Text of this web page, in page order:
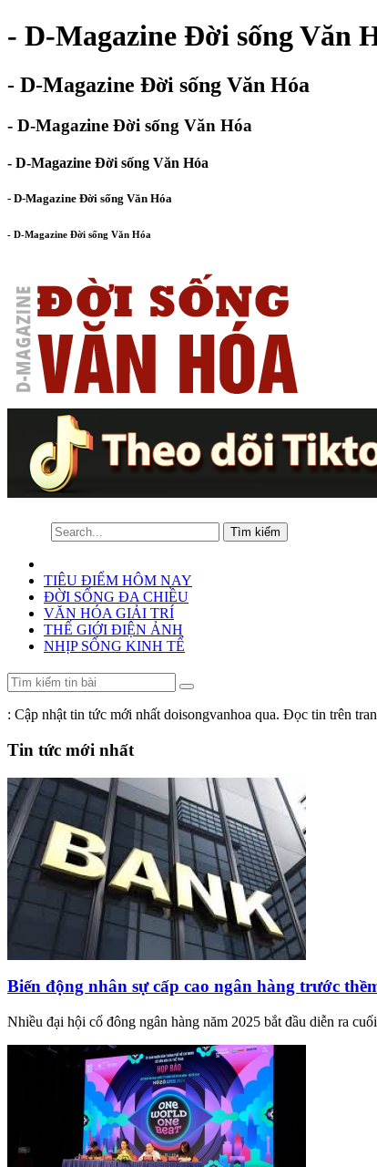
- D-Magazine Đời sống Văn
- D-Magazine Đời sống Văn Hóa
- D-Magazine Đời sống Văn Hóa
- D-Magazine Đời sống Văn Hóa
- D-Magazine Đời sống Văn Hóa
- D-Magazine Đời sống Văn Hóa
TIÊU ĐIỂM HÔM NAY
ĐỜI SỐNG ĐA CHIỀU
VĂN HÓA GIẢI TRÍ
THẾ GIỚI ĐIỆN ẢNH
NHỊP SỐNG KINH TẾ
: Cập nhật tin tức mới nhất doisongvanhoa qua. Đọc tin trên
Tin tức mới nhất
Biến động nhân sự cấp cao ngân hàng trước
Nhiều đại hội cổ đông ngân hàng năm 2025 bắt đầu diễn ra